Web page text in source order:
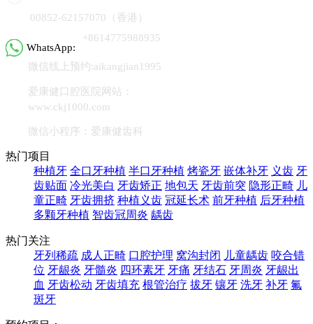
00852-62157070（香港）
WhatsApp:
+8614775988935
微信线上预约:aikangjian1995
爱康健口腔医院网站：
www.ckj1000.com
微信小程序：爱康健齿科
热门项目
种植牙 全口牙种植 半口牙种植 烤瓷牙 嵌体补牙 义齿 牙
齿贴面 冷光美白 牙齿矫正 地包天 牙齿前突 隐形正畸 儿
童正畸 牙齿拥挤 种植义齿 冠延长术 前牙种植 后牙种植
多颗牙种植 智齿冠周炎 龋齿
热门关注
牙列稀疏 成人正畸 口腔护理 窝沟封闭 儿童龋齿 咬合错
位 牙龈炎 牙髓炎 四环素牙 牙痛 牙结石 牙周炎 牙龈出
血 牙齿松动 牙齿填充 根管治疗 拔牙 镶牙 洗牙 补牙 氟
斑牙